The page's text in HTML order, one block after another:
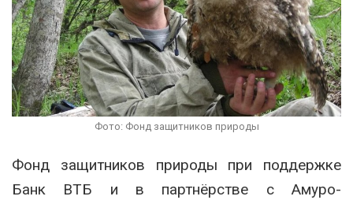
Фото: Фонд защитников природы
Фонд защитников природы при поддержке
Банк ВТБ и в партнёрстве сАмуро-